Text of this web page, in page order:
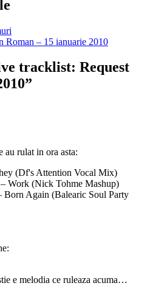
Roman – 15 ianuarie 2010
tracklist: Request
”
au rulat in ora asta:
(Df's Attention Vocal Mix)
Work (Nick Tohme Mashup)
Again (Balearic Soul Party
e melodia ce ruleaza acuma…